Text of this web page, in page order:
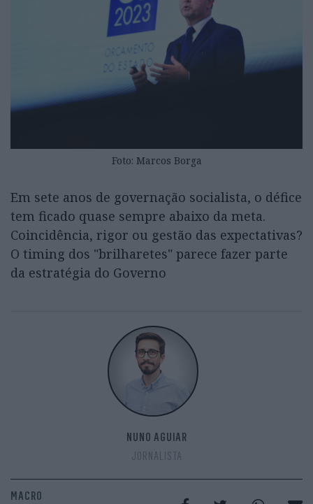
Foto: Marcos Borga
Em sete anos de governação socialista, o défice
tem ficado quase sempre abaixo da meta.
Coincidência, rigor ou gestão das expectativas?
O timing dos "brilharetes" parece fazer parte
da estratégia do Governo
NUNO AGUIAR
JORNALISTA
MACRO